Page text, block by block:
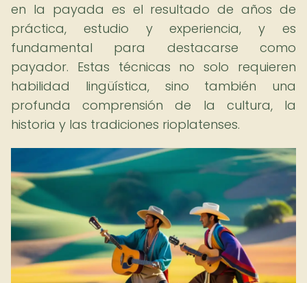
en la payada es el resultado de años de
práctica, estudio y experiencia, y es
fundamental para destacarse como
payador. Estas técnicas no solo requieren
habilidad lingüística, sino también una
profunda comprensión de la cultura, la
historia y las tradiciones rioplatenses.